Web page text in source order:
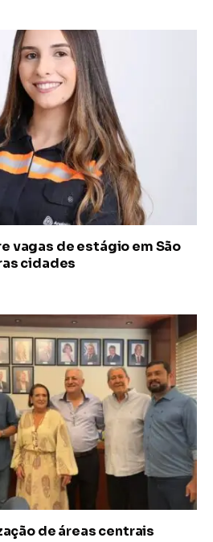
vagas de estágio em São
cidades
de áreas centrais